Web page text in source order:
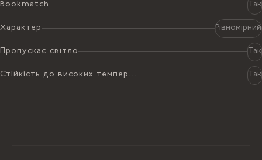
ПОЛIРОВАНИЙ-3065140
4.95м 70552.35 ₴
Bookmatch Так
Характер Рівномірний
Пропускає світло Так
Стійкість до високих температур Так